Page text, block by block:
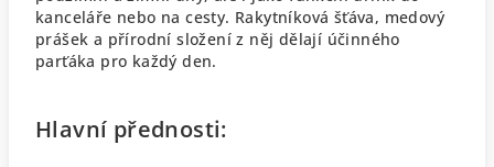
kanceláře nebo na cesty. Rakytníková šťáva, medový
prášek a přírodní složení z něj dělají účinného
parťáka pro každý den.
Hlavní přednosti: